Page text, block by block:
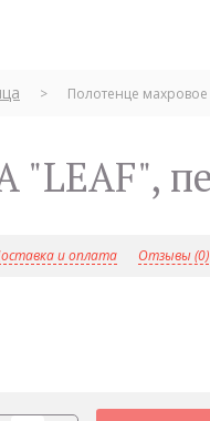
> Полотенце махровое
"LEAF",
и оплата Отзывы (0)